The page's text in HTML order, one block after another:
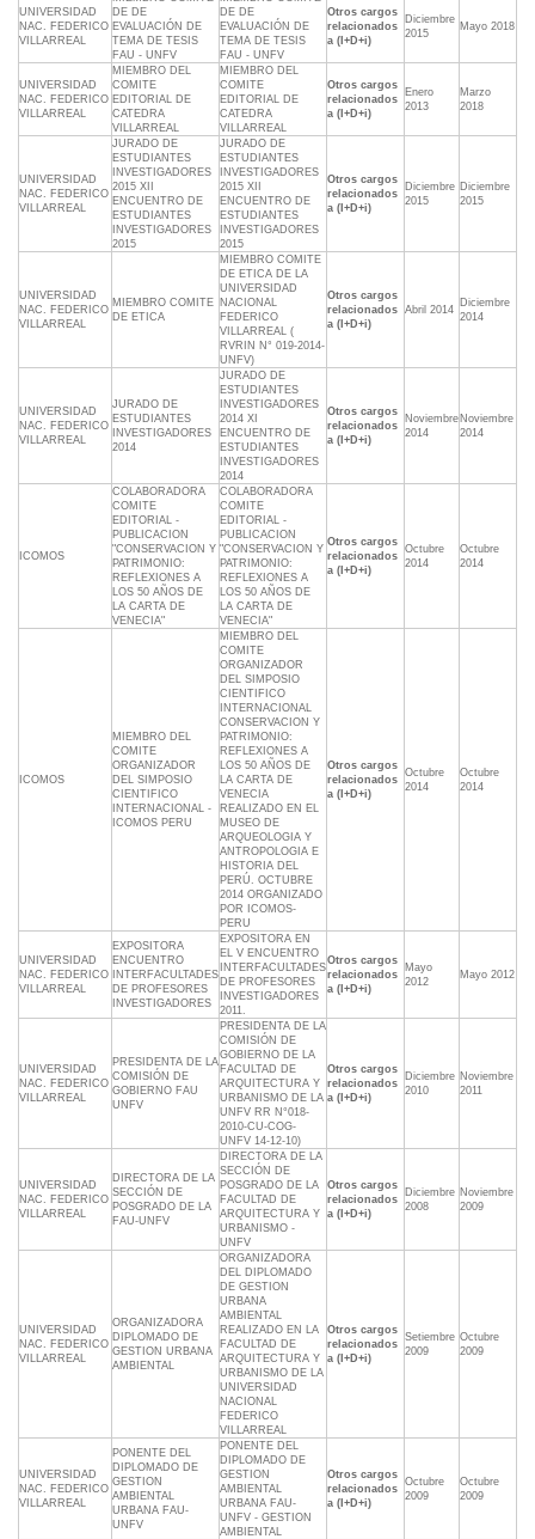
UNIVERSIDAD
NAC. FEDERICO
VILLARREAL
DE DE
EVALUACIÓN DE
TEMA DE TESIS
FAU - UNFV
DE DE
EVALUACIÓN DE
TEMA DE TESIS
FAU - UNFV
Otros cargos
relacionados
a (I+D+i)
Diciembre
2015
Mayo 2018
UNIVERSIDAD
NAC. FEDERICO
VILLARREAL
MIEMBRO DEL
COMITE
EDITORIAL DE
CATEDRA
VILLARREAL
MIEMBRO DEL
COMITE
EDITORIAL DE
CATEDRA
VILLARREAL
Otros cargos
relacionados
a (I+D+i)
Enero
2013
Marzo
2018
UNIVERSIDAD
NAC. FEDERICO
VILLARREAL
JURADO DE
ESTUDIANTES
INVESTIGADORES
2015 XII
ENCUENTRO DE
ESTUDIANTES
INVESTIGADORES
2015
JURADO DE
ESTUDIANTES
INVESTIGADORES
2015 XII
ENCUENTRO DE
ESTUDIANTES
INVESTIGADORES
2015
Otros cargos
relacionados
a (I+D+i)
Diciembre
2015
Diciembre
2015
UNIVERSIDAD
NAC. FEDERICO
VILLARREAL
MIEMBRO COMITE
DE ETICA
MIEMBRO COMITE
DE ETICA DE LA
UNIVERSIDAD
NACIONAL
FEDERICO
VILLARREAL (
RVRIN N° 019-2014-
UNFV)
Otros cargos
relacionados
a (I+D+i)
Abril 2014
Diciembre
2014
UNIVERSIDAD
NAC. FEDERICO
VILLARREAL
JURADO DE
ESTUDIANTES
INVESTIGADORES
2014
JURADO DE
ESTUDIANTES
INVESTIGADORES
2014 XI
ENCUENTRO DE
ESTUDIANTES
INVESTIGADORES
2014
Otros cargos
relacionados
a (I+D+i)
Noviembre
2014
Noviembre
2014
ICOMOS
COLABORADORA
COMITE
EDITORIAL -
PUBLICACION
"CONSERVACION Y
PATRIMONIO:
REFLEXIONES A
LOS 50 AÑOS DE
LA CARTA DE
VENECIA"
COLABORADORA
COMITE
EDITORIAL -
PUBLICACION
"CONSERVACION Y
PATRIMONIO:
REFLEXIONES A
LOS 50 AÑOS DE
LA CARTA DE
VENECIA"
Otros cargos
relacionados
a (I+D+i)
Octubre
2014
Octubre
2014
ICOMOS
MIEMBRO DEL
COMITE
ORGANIZADOR
DEL SIMPOSIO
CIENTIFICO
INTERNACIONAL -
ICOMOS PERU
MIEMBRO DEL
COMITE
ORGANIZADOR
DEL SIMPOSIO
CIENTIFICO
INTERNACIONAL
CONSERVACION Y
PATRIMONIO:
REFLEXIONES A
LOS 50 AÑOS DE
LA CARTA DE
VENECIA
REALIZADO EN EL
MUSEO DE
ARQUEOLOGIA Y
ANTROPOLOGIA E
HISTORIA DEL
PERÚ. OCTUBRE
2014 ORGANIZADO
POR ICOMOS-
PERU
Otros cargos
relacionados
a (I+D+i)
Octubre
2014
Octubre
2014
UNIVERSIDAD
NAC. FEDERICO
VILLARREAL
EXPOSITORA
ENCUENTRO
INTERFACULTADES
DE PROFESORES
INVESTIGADORES
EXPOSITORA EN
EL V ENCUENTRO
INTERFACULTADES
DE PROFESORES
INVESTIGADORES
2011.
Otros cargos
relacionados
a (I+D+i)
Mayo
2012
Mayo 2012
UNIVERSIDAD
NAC. FEDERICO
VILLARREAL
PRESIDENTA DE LA
COMISIÓN DE
GOBIERNO FAU
UNFV
PRESIDENTA DE LA
COMISIÓN DE
GOBIERNO DE LA
FACULTAD DE
ARQUITECTURA Y
URBANISMO DE LA
UNFV RR N°018-
2010-CU-COG-
UNFV 14-12-10)
Otros cargos
relacionados
a (I+D+i)
Diciembre
2010
Noviembre
2011
UNIVERSIDAD
NAC. FEDERICO
VILLARREAL
DIRECTORA DE LA
SECCIÓN DE
POSGRADO DE LA
FAU-UNFV
DIRECTORA DE LA
SECCIÓN DE
POSGRADO DE LA
FACULTAD DE
ARQUITECTURA Y
URBANISMO -
UNFV
Otros cargos
relacionados
a (I+D+i)
Diciembre
2008
Noviembre
2009
UNIVERSIDAD
NAC. FEDERICO
VILLARREAL
ORGANIZADORA
DIPLOMADO DE
GESTION URBANA
AMBIENTAL
ORGANIZADORA
DEL DIPLOMADO
DE GESTION
URBANA
AMBIENTAL
REALIZADO EN LA
FACULTAD DE
ARQUITECTURA Y
URBANISMO DE LA
UNIVERSIDAD
NACIONAL
FEDERICO
VILLARREAL
Otros cargos
relacionados
a (I+D+i)
Setiembre
2009
Octubre
2009
UNIVERSIDAD
NAC. FEDERICO
VILLARREAL
PONENTE DEL
DIPLOMADO DE
GESTION
AMBIENTAL
URBANA FAU-
UNFV
PONENTE DEL
DIPLOMADO DE
GESTION
AMBIENTAL
URBANA FAU-
UNFV - GESTION
AMBIENTAL
Otros cargos
relacionados
a (I+D+i)
Octubre
2009
Octubre
2009